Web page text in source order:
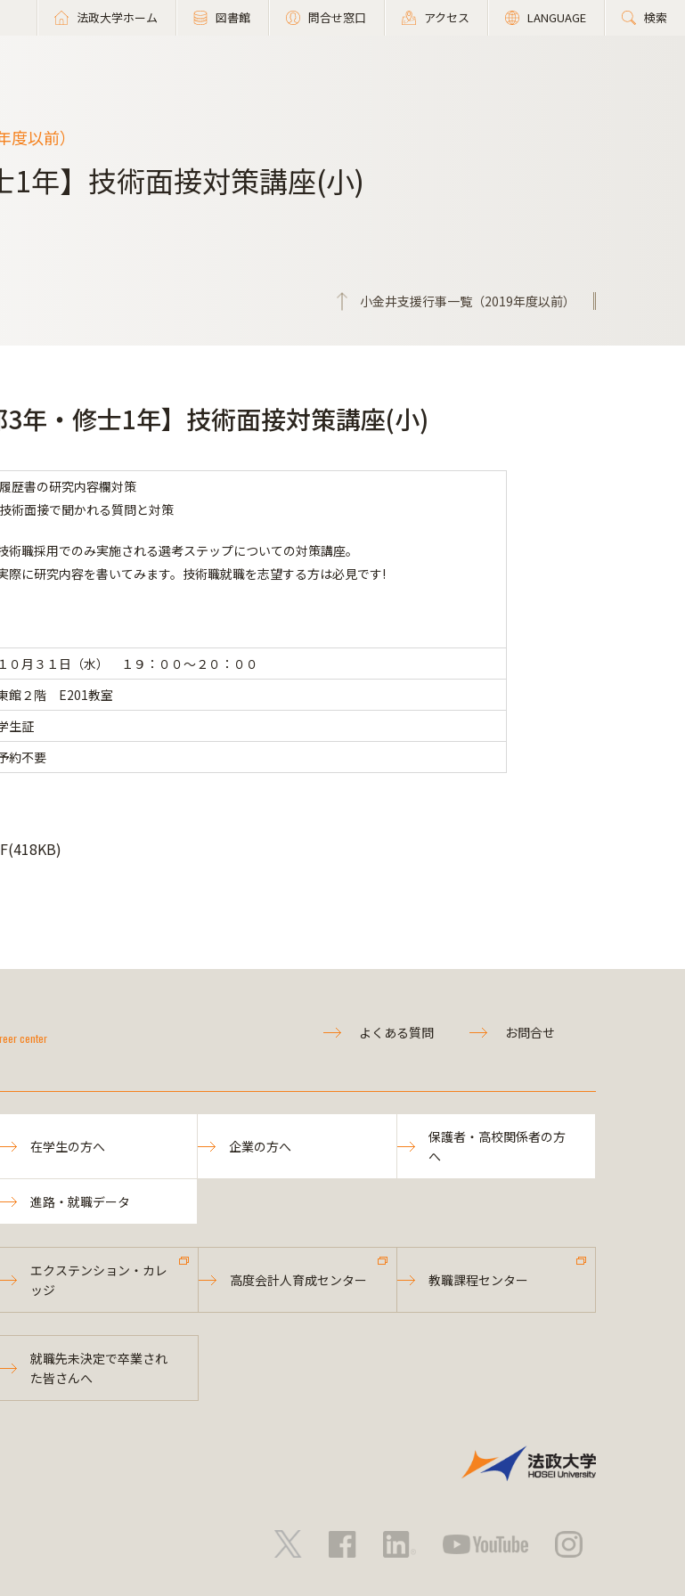
法政大学ホーム 図書館 問合せ窓口 アクセス LANGUAGE 検索
以前）
1年】技術面接対策講座(小)
小金井支援行事一覧（2019年度以前）
3年・修士1年】技術面接対策講座(小)
歴書の研究内容欄対策
術面接で聞かれる質問と対策
術職採用でのみ実施される選考ステップについての対策講座。
際に研究内容を書いてみます。技術職就職を志望する方は必見です!
０月３１日（水） １９：００～２０：００
館２階 E201教室
生証
約不要
center よくある質問 お問合せ
在学生の方へ 企業の方へ
保護者・高校関係者の方
へ
進路・就職データ
エクステンション・カレ
ッジ
高度会計人育成センター 教職課程センター
就職先未決定で卒業され
た皆さんへ